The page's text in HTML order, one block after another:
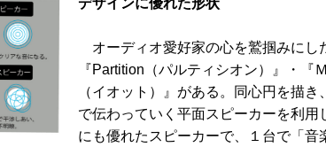
デザインに優れた形状
オーディオ愛好家の心を鷲掴みにし
『Partition（パルティシオン）』・『
（イオット）』がある。同心円を描
で伝わっていく平面スピーカーを利用
にも優れたスピーカーで、１台で「